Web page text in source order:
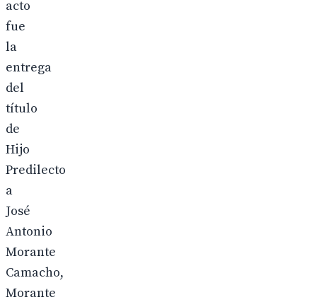
acto
fue
la
entrega
del
título
de
Hijo
Predilecto
a
José
Antonio
Morante
Camacho,
Morante